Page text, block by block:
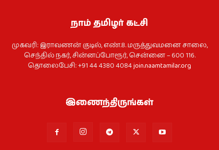
நாம் தமிழர் கட்சி
முகவரி: இராவணன் குடில், எண்.8. மருத்துவமனை சாலை,
செந்தில் நகர், சின்னப்போரூர், சென்னை – 600 116.
தொலைபேசி: +91 44 4380 4084join.naamtamilar.org
இணைந்திருங்கள்